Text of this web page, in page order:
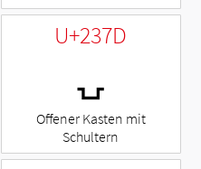
U+237D
⍽
Offener Kasten mit
Schultern